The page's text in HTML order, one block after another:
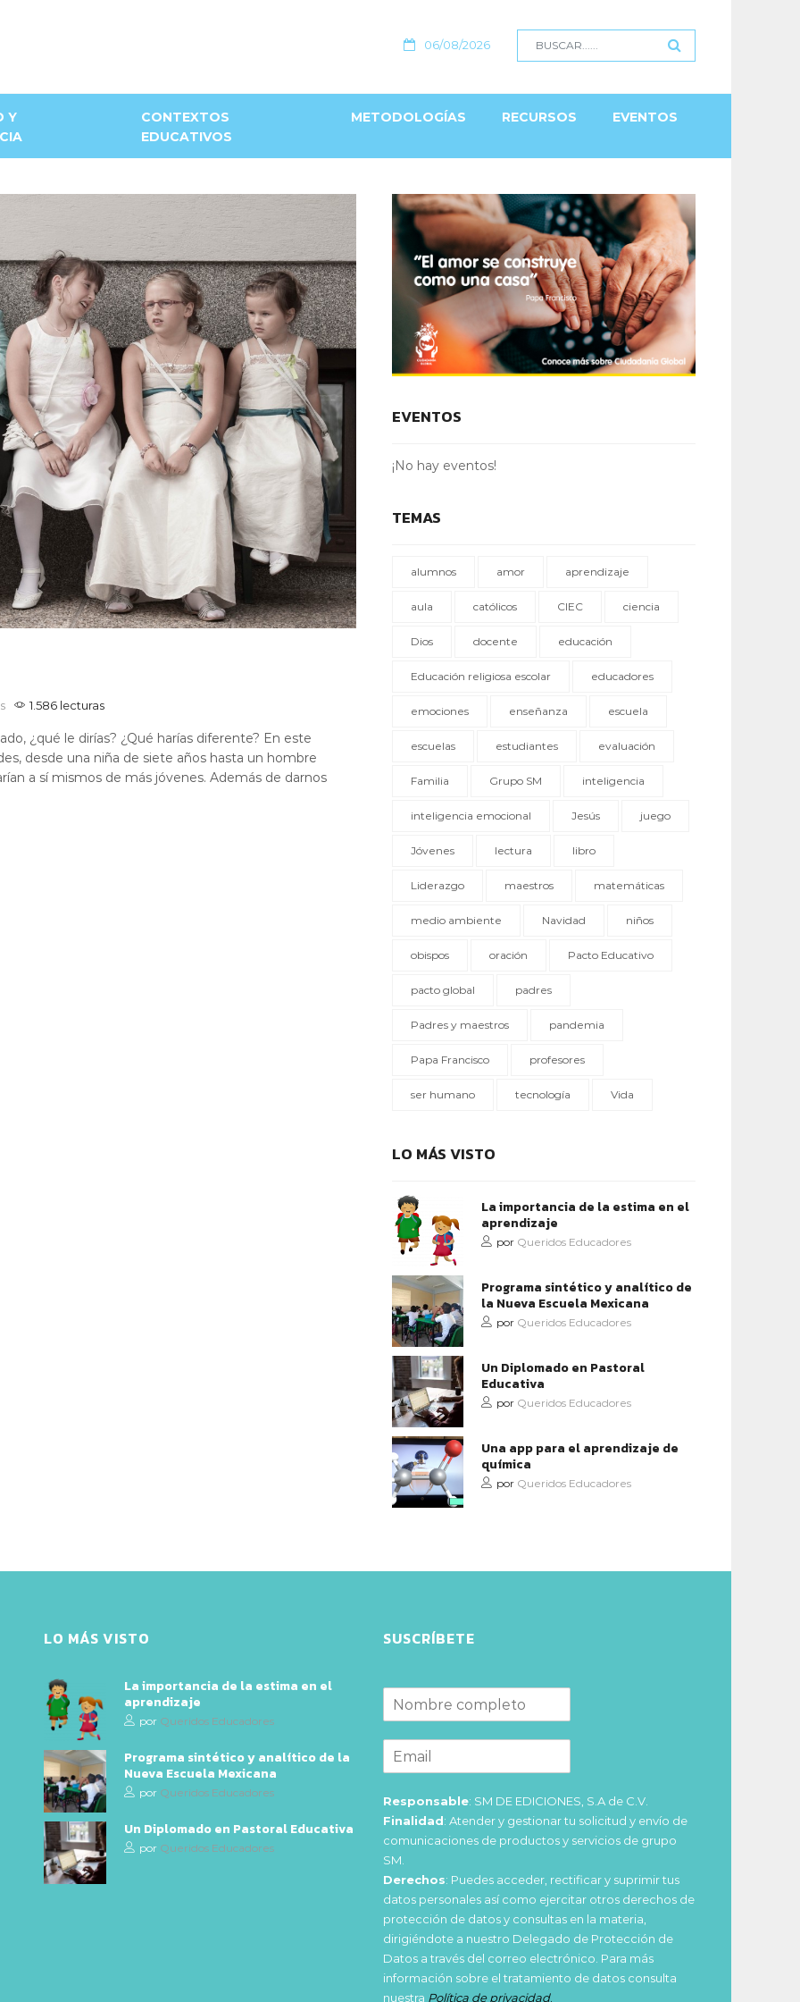
06/08/2026
Y
CONTEXTOS
EDUCATIVOS
METODOLOGÍAS RECURSOS EVENTOS
1.586 lecturas
¿qué le dirías? ¿Qué harías diferente? En este
desde una niña de siete años hasta un hombre
a sí mismos de más jóvenes. Además de darnos
EVENTOS
¡No hay eventos!
TEMAS
alumnos amor aprendizaje
aula católicos CIEC ciencia
Dios docente educación
Educación religiosa escolar educadores
emociones enseñanza escuela
escuelas estudiantes evaluación
Familia Grupo SM inteligencia
inteligencia emocional Jesús juego
Jóvenes lectura libro
Liderazgo maestros matemáticas
medio ambiente Navidad niños
obispos oración Pacto Educativo
pacto global padres
Padres y maestros pandemia
Papa Francisco profesores
ser humano tecnología Vida
LO MÁS VISTO
La importancia de la estima en el
aprendizaje
por Queridos Educadores
Programa sintético y analítico de
la Nueva Escuela Mexicana
por Queridos Educadores
Un Diplomado en Pastoral
Educativa
por Queridos Educadores
Una app para el aprendizaje de
química
por Queridos Educadores
LO MÁS VISTO
La importancia de la estima en el
aprendizaje
por Queridos Educadores
Programa sintético y analítico de la
Nueva Escuela Mexicana
por Queridos Educadores
Un Diplomado en Pastoral Educativa
por Queridos Educadores
SUSCRÍBETE
Responsable: SM DE EDICIONES, S.A de C.V.
Finalidad: Atender y gestionar tu solicitud y envío de
comunicaciones de productos y servicios de grupo
SM.
Derechos: Puedes acceder, rectificar y suprimir tus
datos personales así como ejercitar otros derechos de
protección de datos y consultas en la materia,
dirigiéndote a nuestro Delegado de Protección de
Datos a través del correo electrónico. Para más
información sobre el tratamiento de datos consulta
nuestra Política de privacidad.